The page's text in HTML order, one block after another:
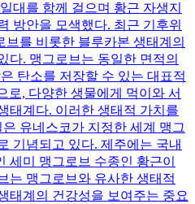
대를 함께 걸으며 황근 자생지
방안을 모색했다. 최근 기후위
브를 비롯한 블루카본 생태계의
다. 맹그로브는 동일한 면적의
탄소를 저장할 수 있는 대표적
로, 다양한 생물에게 먹이와 서
태계다. 이러한 생태적 가치를
유네스코가 지정한 세계 맹그
기념되고 있다. 제주에는 국내
세미 맹그로브 수종인 황근이
는 맹그로브와 유사한 생태적
태계의 건강성을 보여주는 중요